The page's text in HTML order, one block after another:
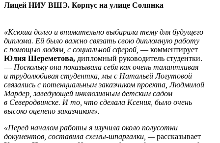
Лицей НИУ ВШЭ. Корпус на улице Солянка
«Ксюша долго и внимательно выбирала тему для будущего
диплома. Ей было важно связать свою дипломную работу
с помощью людям, с социальной сферой, — комментирует
Юлия Шереметова, дипломный руководитель студентки.
— Поскольку она показывала себя как очень талантливая
и трудолюбивая студентка, мы с Натальей Логутовой
связались с потенциальным заказчиком проекта, Людмилой
Мардер, заведующей инклюзивным детским садом
в Северодвинске. И то, что сделала Ксения, было очень
высоко оценено заказчиком».
«Перед началом работы я изучила около полусотни
документов, составила схемы-шпаргалки, —рассказывает